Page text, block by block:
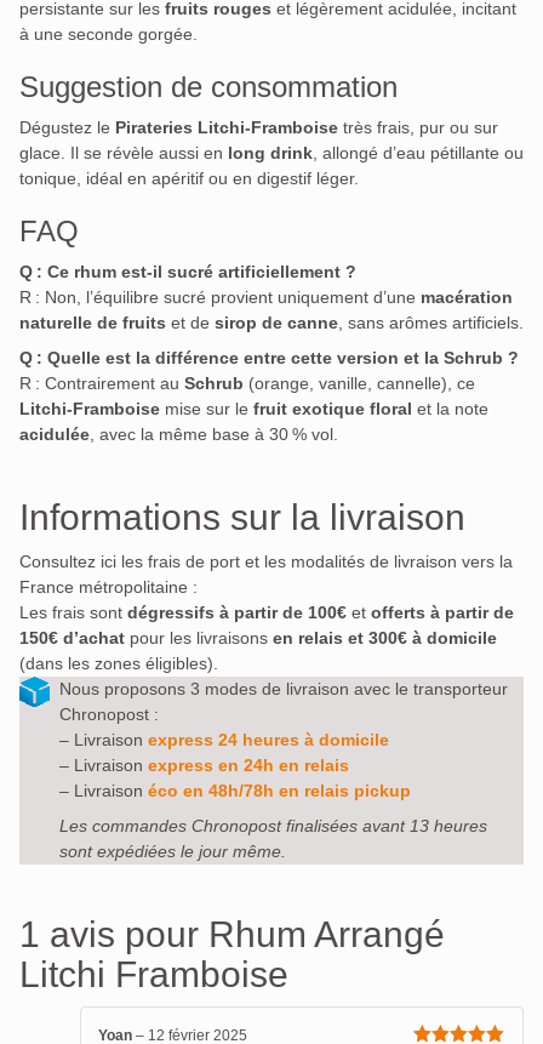
persistante sur les fruits rouges et légèrement acidulée, incitant
à une seconde gorgée
Suggestion de consommation
Dégustez le Pirateries Litchi‑Framboise très frais, pur ou sur
glace. Il se révèle aussi en long drink , allongé d’eau pétillante ou
tonique, idéal en apéritif ou en digestif léger.
FAQ
Q : Ce rhum est-il sucré artificiellement ?
R : Non, l’équilibre sucré provient uniquement d’une macération
naturelle de fruits et de sirop de canne , sans arômes artificiels.
Q : Quelle est la différence entre cette version et la Schrub ?
R : Contrairement au Schrub (orange, vanille, cannelle), ce
Litchi‑Framboise mise sur le fruit exotique floral et la note
acidulée , avec la même base à 30 % vol.
Informations sur la livraison
Consultez ici les frais de port et les modalités de livraison vers la
France métropolitaine :
Les frais sont dégressifs à partir de 100€ et offerts à partir de
150€ d’achat pour les livraisons en relais et 300€ à domicile
(dans les zones éligibles).
Nous proposons 3 modes de livraison avec le transporteur
Chronopost :
– Livraison express 24 heures à domicile
– Livraison express en 24h en relais
– Livraison éco en 48h/78h en relais pickup
Les commandes Chronopost finalisées avant 13 heures
sont expédiées le jour même.
1 avis pour Rhum Arrangé
Litchi Framboise
Yoan – 12 février 2025